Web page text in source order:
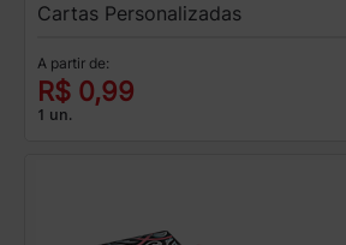
Cartas Personalizadas
A partir de:
R$ 0,99
1 un.